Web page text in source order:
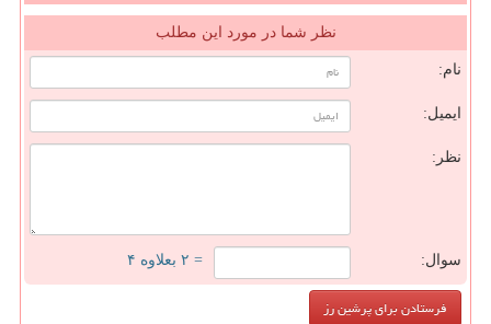
نظر شما در مورد این مطلب
نام:
ایمیل:
نظر:
سوال: = ۲ بعلاوه ۴